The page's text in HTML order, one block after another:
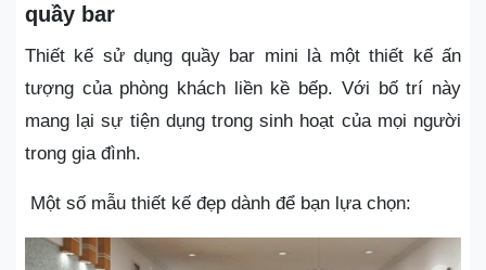
quầy bar
Thiết kế sử dụng quầy bar mini là một thiết kế ấn
tượng của phòng khách liền kề bếp. Với bố trí này
mang lại sự tiện dụng trong sinh hoạt của mọi người
trong gia đình.
Một số mẫu thiết kế đẹp dành để bạn lựa chọn: